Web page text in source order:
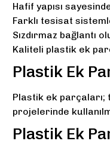
Hafif yapısı
Farklı tesisat
Sızdırmaz bağlantı
Kaliteli plastik ek
Plastik Ek
Plastik ek parçaları;
projelerinde
Plastik Ek